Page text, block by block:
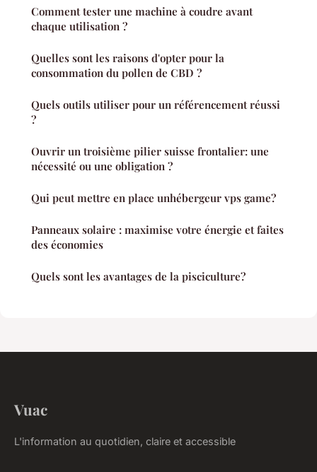
Comment tester une machine à coudre avant
chaque utilisation ?
Quelles sont les raisons d'opter pour la
consommation du pollen de CBD ?
Quels outils utiliser pour un référencement réussi
?
Ouvrir un troisième pilier suisse frontalier: une
nécessité ou une obligation ?
Qui peut mettre en place unhébergeur vps game?
Panneaux solaire : maximise votre énergie et faites
des économies
Quels sont les avantages de la pisciculture?
Vuac
L'information au quotidien, claire et accessible